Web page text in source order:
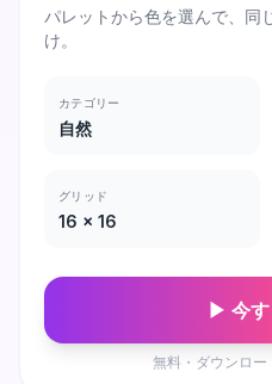
パレットから色を選んで、同
け。
カテゴリー
自然
グリッド
16 × 16
▶ 今
無料・ダウンロー